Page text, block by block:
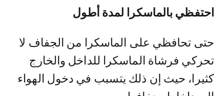
احتفظي بالماسكرا لمدة أطول
حتى تحافظي على الماسكرا من الجفاف لا
تحركي فرشاة الماسكرا للداخل والخارج
كثيرا، حيث إن ذلك يتسبب في دخول الهواء